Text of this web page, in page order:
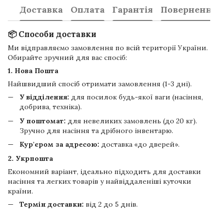
Доставка Оплата Гарантія Повернення
📦 Способи доставки
Ми відправляємо замовлення по всій території України.
Обирайте зручний для вас спосіб:
1. Нова Пошта
Найшвидший спосіб отримати замовлення (1-3 дні).
У відділення: для посилок будь-якої ваги (насіння,
добрива, техніка).
У поштомат: для невеликих замовлень (до 20 кг).
Зручно для насіння та дрібного інвентарю.
Кур'єром за адресою: доставка «до дверей».
2. Укрпошта
Економний варіант, ідеально підходить для доставки
насіння та легких товарів у найвіддаленіші куточки
країни.
Термін доставки: від 2 до 5 днів.